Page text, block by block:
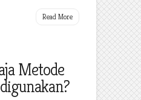
Read More
Metode